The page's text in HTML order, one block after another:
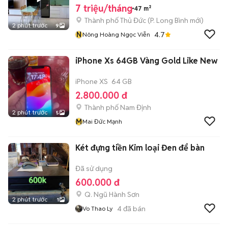
2 phút trước 9
7 triệu/tháng 47 m²
Thành phố Thủ Đức (P. Long Bình mới)
NNông Hoàng Ngọc Viễn 4.7
2 phút trước 5
iPhone Xs 64GB Vàng Gold Like New
iPhone XS 64 GB
2.800.000 đ
Thành phố Nam Định
MMai Đức Mạnh
2 phút trước 1
Két đựng tiền Kim loại Đen để bàn
Đã sử dụng
600.000 đ
Q. Ngũ Hành Sơn
Vo Thao Ly 4đã bán